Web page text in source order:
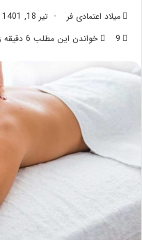
میلاد اعتمادی فر تیر 18, 1401
9
خواندن این مطلب 6 دقیقه زمان میبرد